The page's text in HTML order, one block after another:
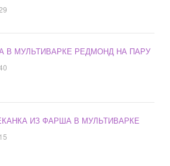
В МУЛЬТИВАРКЕ РЕДМОНД НА ПАРУ
ИЗ ФАРША В МУЛЬТИВАРКЕ